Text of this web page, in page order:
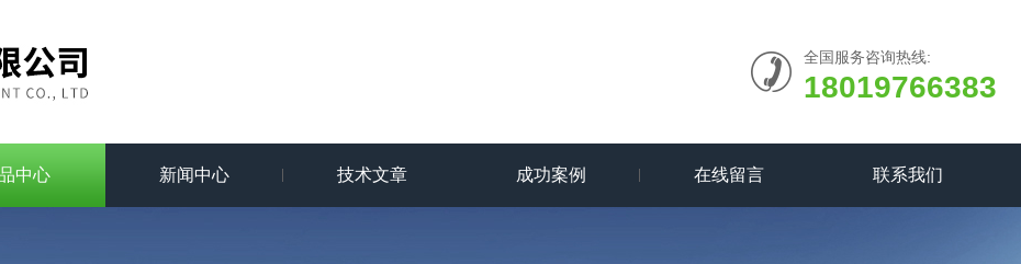
全国服务咨询热线:
18019766383
中心 新闻中心 技术文章 成功案例 在线留言 联系我们